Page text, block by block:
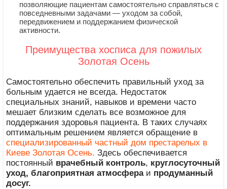
позволяющие пациентам самостоятельно справляться с
повседневными задачами — уходом за собой,
передвижением и поддержанием физической
активности.
Преимущества хосписа для пожилых
Золотая Осень
Самостоятельно обеспечить правильный уход за
больным удается не всегда. Недостаток
специальных знаний, навыков и времени часто
мешает близким сделать все возможное для
поддержания здоровья пациента. В таких случаях
оптимальным решением является обращение в
специализированный частный дом престарелых в
Киеве Золотая Осень. Здесь обеспечивается
постоянный врачебный контроль, круглосуточный
уход, благоприятная атмосфераи продуманный
досуг.